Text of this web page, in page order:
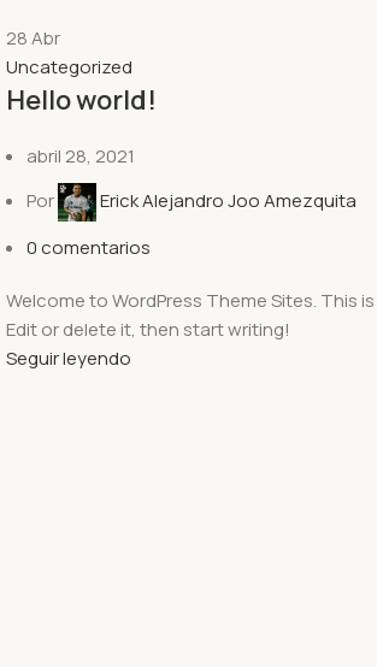
28Abr
Uncategorized
Hello world!
abril 28, 2021
Por
Erick Alejandro Joo Amezquita
0comentarios
Welcome to WordPress Theme Sites. This
Edit or delete it, then start writing!
Seguir leyendo